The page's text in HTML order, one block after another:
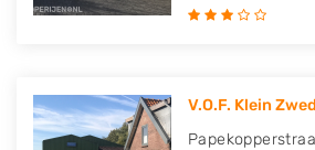
V.O.F. Klein